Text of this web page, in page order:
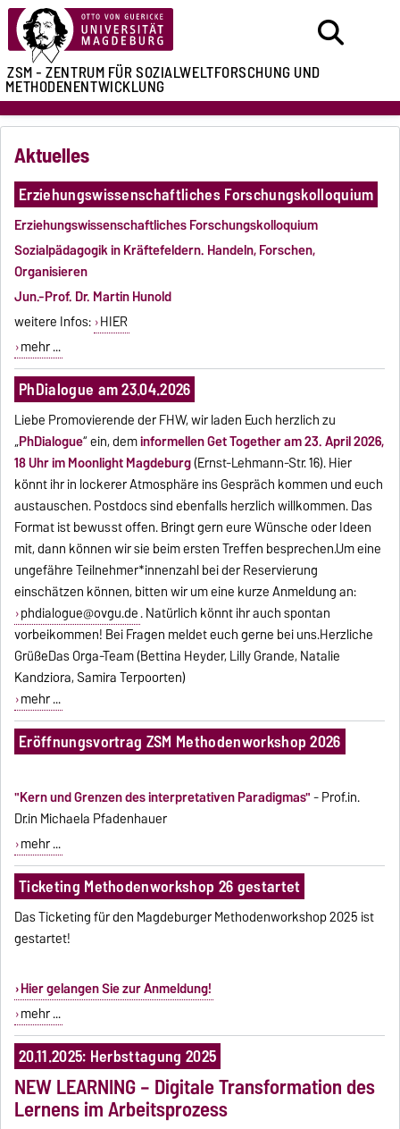
ZSM - ZENTRUM FÜRSOZIALWELTFORSCHUNG UND
METHODENENTWICKLUNG
Aktuelles
Erziehungswissenschaftliches Forschungskolloquium
Erziehungswissenschaftliches Forschungskolloquium
Sozialpädagogik in Kräftefeldern. Handeln, Forschen,
Organisieren
Jun.-Prof. Dr. Martin Hunold
weitere Infos: HIER
mehr ...
PhDialogue am 23.04.2026
Liebe Promovierende der FHW, wir laden Euch herzlich zu
„PhDialogue“ ein, deminformellen Get Together am 23. April 2026,
18 Uhr im Moonlight Magdeburg(Ernst-Lehmann-Str. 16). Hier
könnt ihr in lockerer Atmosphäre ins Gespräch kommen und euch
austauschen. Postdocs sind ebenfalls herzlich willkommen. Das
Format ist bewusst offen. Bringt gern eure Wünsche oder Ideen
mit, dann können wir sie beim ersten Treffen besprechen.Um eine
ungefähre Teilnehmer*innenzahl bei der Reservierung
einschätzen können, bitten wir um eine kurze Anmeldung an:
phdialogue@ovgu.de. Natürlich könnt ihr auch spontan
vorbeikommen! Bei Fragen meldet euch gerne bei uns.Herzliche
GrüßeDas Orga-Team (Bettina Heyder, Lilly Grande, Natalie
Kandziora, Samira Terpoorten)
mehr ...
Eröffnungsvortrag ZSM Methodenworkshop 2026
"Kern und Grenzen des interpretativen Paradigmas"- Prof.in.
Dr.in Michaela Pfadenhauer
mehr ...
Ticketing Methodenworkshop 26 gestartet
Das Ticketing für den Magdeburger Methodenworkshop 2025 ist
gestartet!
Hier gelangen Sie zur Anmeldung!
mehr ...
20.11.2025: Herbsttagung 2025
NEW LEARNING – Digitale Transformation des
Lernens im Arbeitsprozess